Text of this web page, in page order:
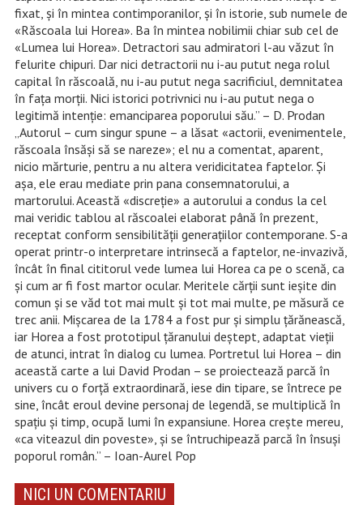
fixat, și în mintea contimporanilor, și în istorie, sub numele de
«Răscoala lui Horea». Ba în mintea nobilimii chiar sub cel de
«Lumea lui Horea». Detractori sau admiratori l-au văzut în
felurite chipuri. Dar nici detractorii nu i-au putut nega rolul
capital în răscoală, nu i-au putut nega sacrificiul, demnitatea
în fața morții. Nici istorici potrivnici nu i-au putut nega o
legitimă intenție: emanciparea poporului său.” – D. Prodan
„Autorul – cum singur spune – a lăsat «actorii, evenimentele,
răscoala însăși să se nareze»; el nu a comentat, aparent,
nicio mărturie, pentru a nu altera veridicitatea faptelor. Și
așa, ele erau mediate prin pana consemnatorului, a
martorului. Această «discreție» a autorului a condus la cel
mai veridic tablou al răscoalei elaborat până în prezent,
receptat conform sensibilității generațiilor contemporane. S-a
operat printr-o interpretare intrinsecă a faptelor, ne-invazivă,
încât în final cititorul vede lumea lui Horea ca pe o scenă, ca
și cum ar fi fost martor ocular. Meritele cărții sunt ieșite din
comun și se văd tot mai mult și tot mai multe, pe măsură ce
trec anii. Mișcarea de la 1784 a fost pur și simplu țărănească,
iar Horea a fost prototipul țăranului deștept, adaptat vieții
de atunci, intrat în dialog cu lumea. Portretul lui Horea – din
această carte a lui David Prodan – se proiectează parcă în
univers cu o forță extraordinară, iese din tipare, se întrece pe
sine, încât eroul devine personaj de legendă, se multiplică în
spațiu și timp, ocupă lumi în expansiune. Horea crește mereu,
«ca viteazul din poveste», și se întruchipează parcă în însuși
poporul român.” – Ioan-Aurel Pop
NICI UN COMENTARIU